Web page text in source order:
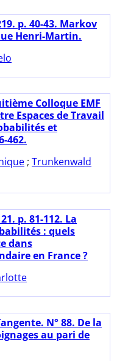
p. 40-43. Markov
Henri-Martin.
Colloque EMF
Espaces de Travail
et
462.
; Trunkenwald
p. 81-112. La
: quels
dans
en France ?
N° 88. De la
au pari de